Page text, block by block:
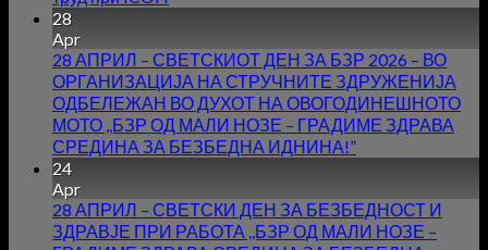
28
Apr
28 АПРИЛ – СВЕТСКИОТ ДЕН ЗА БЗР 2026 – ВО
ОРГАНИЗАЦИЈА НА СТРУЧНИТЕ ЗДРУЖЕНИЈА
ОДБЕЛЕЖАН ВО ДУХОТ НА ОВОГОДИНЕШНОТО
МОТО ,,БЗР ОД МАЛИ НОЗЕ – ГРАДИМЕ ЗДРАВА
СРЕДИНА ЗА БЕЗБЕДНА ИДНИНА!”
24
Apr
28 АПРИЛ – СВЕТСКИ ДЕН ЗА БЕЗБЕДНОСТ И
ЗДРАВЈЕ ПРИ РАБОТА ,,БЗР ОД МАЛИ НОЗЕ –